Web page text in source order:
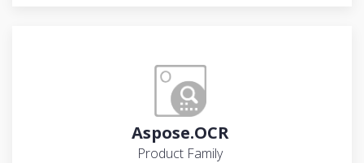
Aspose.OCR
Product Family